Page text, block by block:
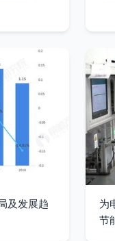
及发展趋
为
节